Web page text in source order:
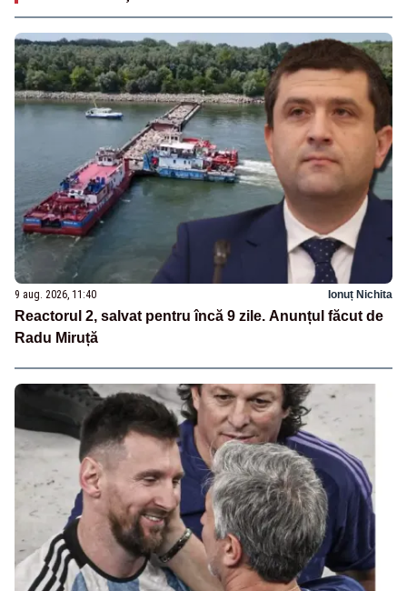
9 aug. 2026, 11:40 Ionuț Nichita
Reactorul 2, salvat pentru încă 9 zile. Anunțul făcut de
Radu Miruță